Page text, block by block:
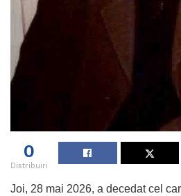
0
Distribuiri
Joi, 28 mai 2026, a decedat cel